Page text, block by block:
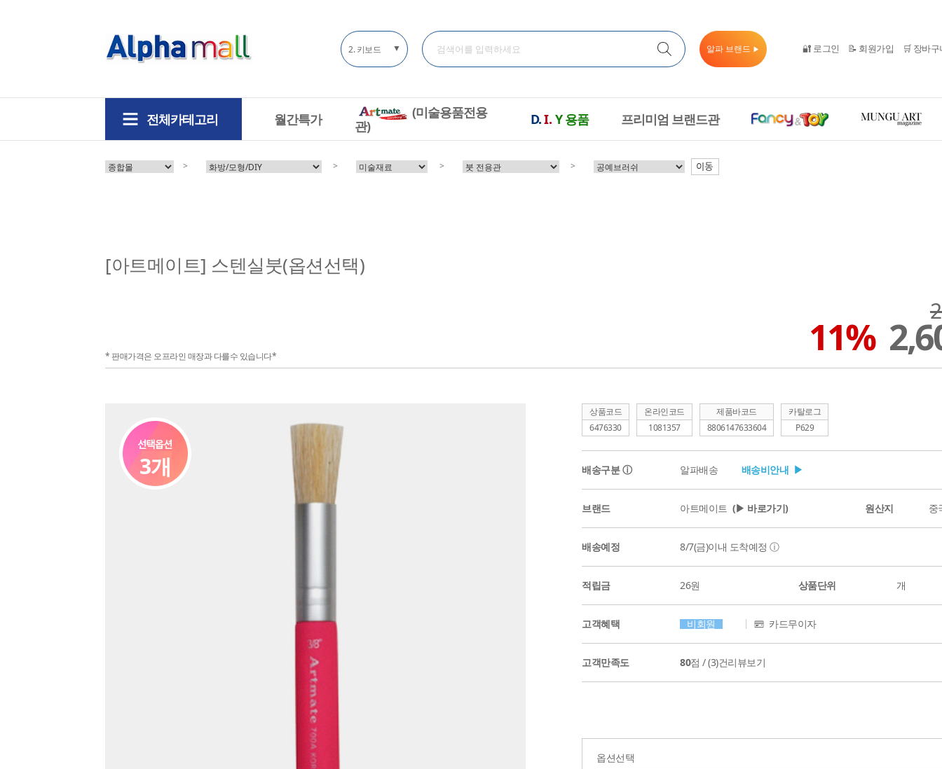
▼ 알파 브랜드 ▶ 🔐 로그인 📝 회원가입 🛒 장바구
전체카테고리 월간특가
(미술용품전용
관)
D.I. Y용품 프리미엄 브랜드관
> > > > 이동
[아트메이트] 스텐실붓(옵션선택)
* 판매가격은 오프라인 매장과 다를수 있습니다* 11%
3개
상품코드
6476330
온라인코드
1081357
제품바코드
8806147633604
카탈로그
P629
배송구분ⓘ 알파배송 배송비안내 ▶
브랜드 아트메이트 (▶ 바로가기) 원산지 중
배송예정 8/7(금)이내 도착예정 ⓘ
적립금 26원 상품단위 개
고객혜택 비회원 카드무이자
고객만족도 80점 /(3)건리뷰보기
옵션선택